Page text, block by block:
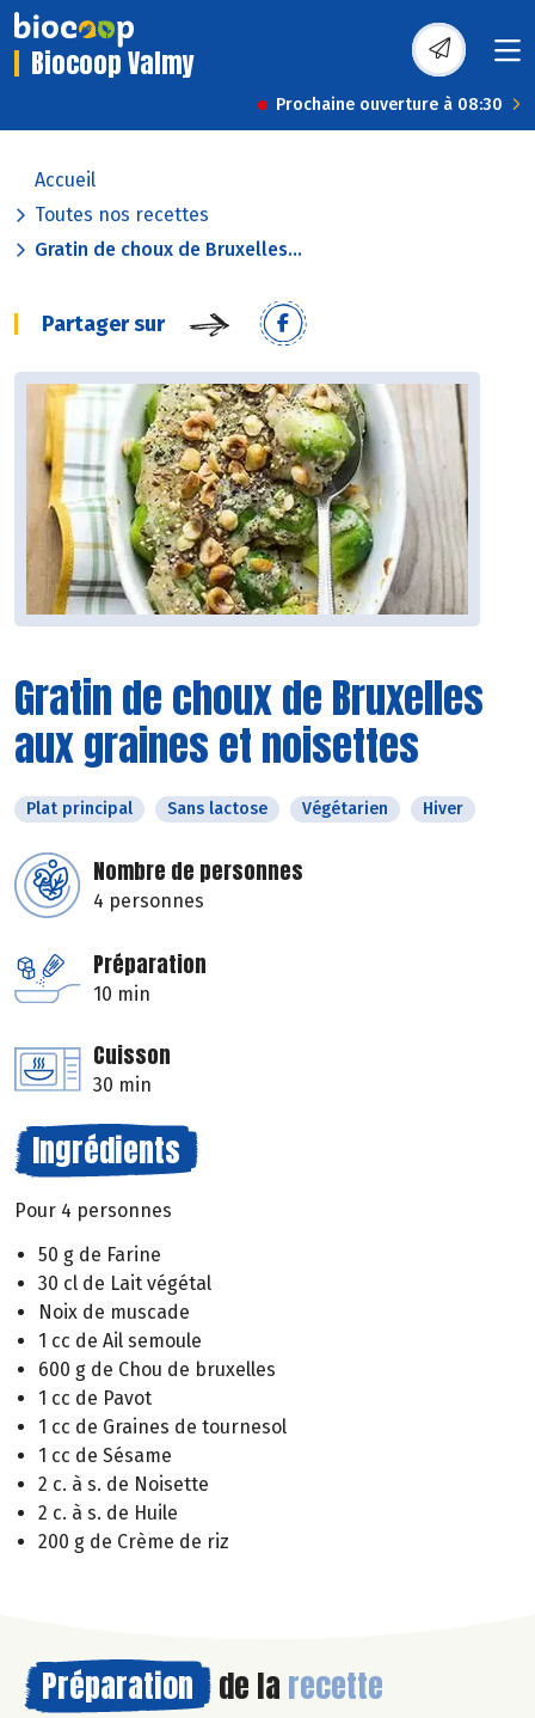
Biocoop Valmy
Prochaine ouverture à 08:30
Accueil
Toutes nos recettes
Gratin de choux de Bruxelles...
Partager sur
Gratin de choux de Bruxelles
aux graines et noisettes
Plat principal Sans lactose Végétarien Hiver
Nombre de personnes
4 personnes
Préparation
10 min
Cuisson
30 min
Ingrédients
Pour 4 personnes
50 g de Farine
30 cl de Lait végétal
Noix de muscade
1 cc de Ail semoule
600 g de Chou de bruxelles
1 cc de Pavot
1 cc de Graines de tournesol
1 cc de Sésame
2 c. à s. de Noisette
2 c. à s. de Huile
200 g de Crème de riz
Préparation de la recette